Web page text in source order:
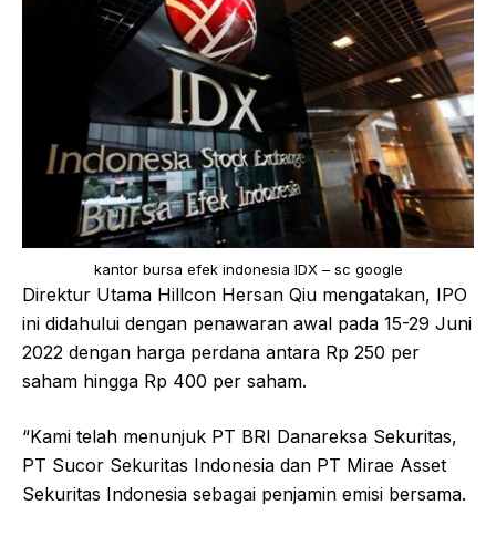
kantor bursa efek indonesia IDX – sc google
Direktur Utama Hillcon Hersan Qiu mengatakan, IPO
ini didahului dengan penawaran awal pada 15-29 Juni
2022 dengan harga perdana antara Rp 250 per
saham hingga Rp 400 per saham.
“Kami telah menunjuk PT BRI Danareksa Sekuritas,
PT Sucor Sekuritas Indonesia dan PT Mirae Asset
Sekuritas Indonesia sebagai penjamin emisi bersama.